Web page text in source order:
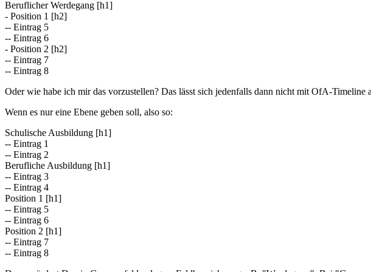
Beruflicher Werdegang [h1]
- Position 1 [h2]
-- Eintrag 5
-- Eintrag 6
- Position 2 [h2]
-- Eintrag 7
-- Eintrag 8
Oder wie habe ich mir das vorzustellen? Das lässt sich jedenfalls dann nicht mit OfA-
Wenn es nur eine Ebene geben soll, also so:
Schulische Ausbildung [h1]
-- Eintrag 1
-- Eintrag 2
Berufliche Ausbildung [h1]
-- Eintrag 3
-- Eintrag 4
Position 1 [h1]
-- Eintrag 5
-- Eintrag 6
Position 2 [h1]
-- Eintrag 7
-- Eintrag 8